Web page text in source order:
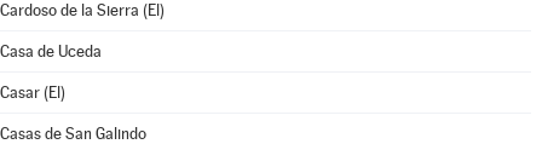
Cardoso de la Sierra (El)
Casa de Uceda
Casar (El)
Casas de San Galindo